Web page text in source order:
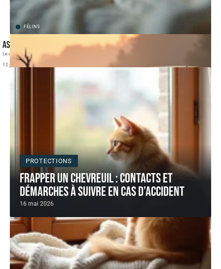
PROTECTIONS
Frapper un chevreuil : contacts et
démarches à suivre en cas d’accident
16 mai 2026
FÉLINS
Astuce collerette chat pour dormir tranquille sans grattage
Le chat rentre de chez le vétérinaire avec sa collerette, on l'installe
12 juin 2026